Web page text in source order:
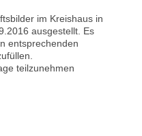
im Kreishaus in
ausgestellt. Es
entsprechenden
teilzunehmen